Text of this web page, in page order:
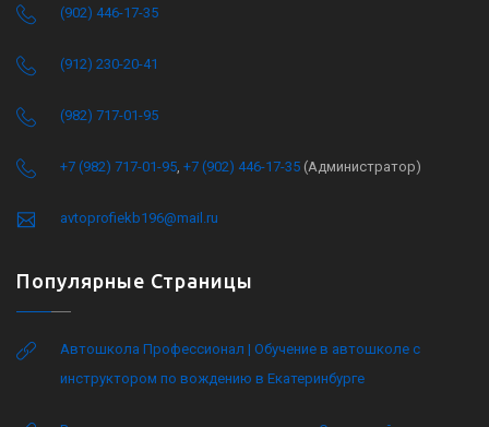
(902) 446-17-35
(912) 230-20-41
(982) 717-01-95
+7 (982) 717-01-95 +7 (902) 446-17-35 (Администратор)
avtoprofiekb196@mail.ru
Популярные Страницы
Автошкола Профессионал | Обучение в автошколе с
инструктором по вождению в Екатеринбурге